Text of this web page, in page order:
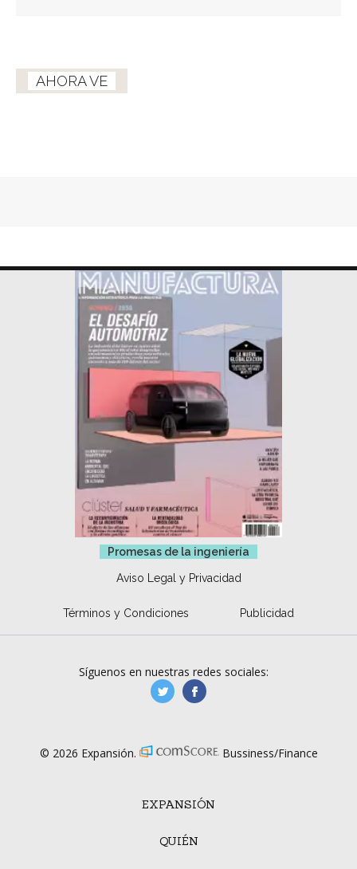
AHORA VE
Promesas de la ingeniería
Aviso Legal y Privacidad
Términos y Condiciones Publicidad
EXPANSIÓN
QUIÉN
Síguenos en nuestras redes sociales:
manufacturaGE
© 2026 Expansión. Bussiness/Finance